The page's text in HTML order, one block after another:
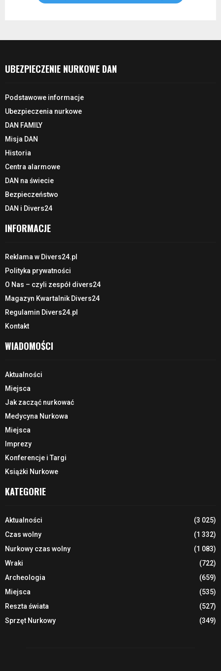
UBEZPIECZENIE NURKOWE DAN
Podstawowe informacje
Ubezpieczenia nurkowe
DAN FAMILY
Misja DAN
Historia
Centra alarmowe
DAN na świecie
Bezpieczeństwo
DAN i Divers24
INFORMACJE
Reklama w Divers24.pl
Polityka prywatności
O Nas – czyli zespół divers24
Magazyn Kwartalnik Divers24
Regulamin Divers24.pl
Kontakt
WIADOMOŚCI
Aktualności
Miejsca
Jak zacząć nurkować
Medycyna Nurkowa
Miejsca
Imprezy
Konferencje i Targi
Książki Nurkowe
KATEGORIE
Aktualności
(3 025)
Czas wolny
(1 332)
Nurkowy czas wolny
(1 083)
Wraki
(722)
Archeologia
(659)
Miejsca
(535)
Reszta świata
(527)
Sprzęt Nurkowy
(349)